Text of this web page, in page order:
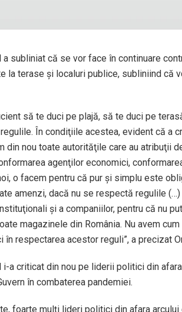
a subliniat că se vor face în continuare
la terase şi localuri publice, subliniind că
să te duci pe plajă, să te duci pe
În condiţiile acestea, evident că a
din nou toate autorităţile care au atribuţii
agenţilor economici,
o facem pentru că pur şi simplu este
amenzi, dacă nu se respectă regulile
şi a companiilor, pentru că nu
magazinele din România. Nu avem
în respectarea acestor reguli”, a precizat
i-a criticat din nou pe liderii politici din
în combaterea pandemiei.
foarte mulţi lideri politici din afara